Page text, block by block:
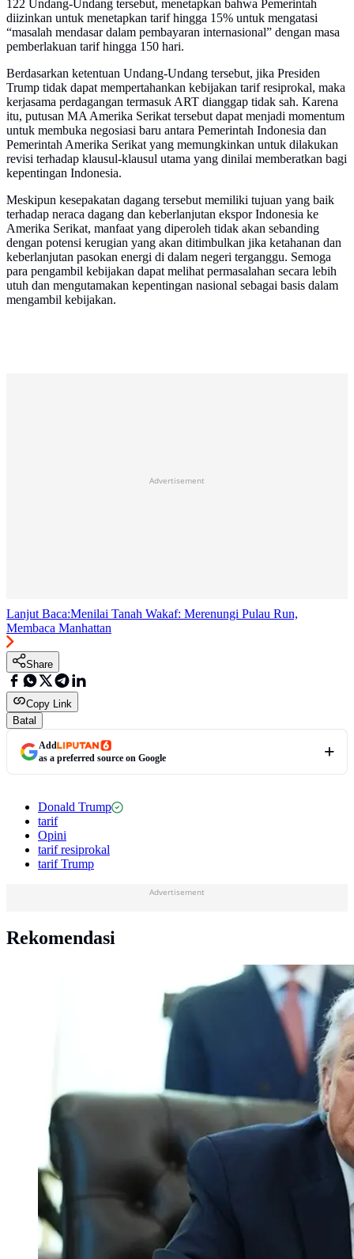
122 Undang-Undang tersebut, menetapkan bahwa Pemerintah
diizinkan untuk menetapkan tarif hingga 15% untuk mengatasi
“masalah mendasar dalam pembayaran internasional” dengan masa
pemberlakuan tarif hingga 150 hari.
Berdasarkan ketentuan Undang-Undang tersebut, jika Presiden
Trump tidak dapat mempertahankan kebijakan tarif resiprokal, maka
kerjasama perdagangan termasuk ART dianggap tidak sah. Karena
itu, putusan MA Amerika Serikat tersebut dapat menjadi momentum
untuk membuka negosiasi baru antara Pemerintah Indonesia dan
Pemerintah Amerika Serikat yang memungkinkan untuk dilakukan
revisi terhadap klausul-klausul utama yang dinilai memberatkan bagi
kepentingan Indonesia.
Meskipun kesepakatan dagang tersebut memiliki tujuan yang baik
terhadap neraca dagang dan keberlanjutan ekspor Indonesia ke
Amerika Serikat, manfaat yang diperoleh tidak akan sebanding
dengan potensi kerugian yang akan ditimbulkan jika ketahanan dan
keberlanjutan pasokan energi di dalam negeri terganggu. Semoga
para pengambil kebijakan dapat melihat permasalahan secara lebih
utuh dan mengutamakan kepentingan nasional sebagai basis dalam
mengambil kebijakan.
Advertisement
Lanjut Baca:Menilai Tanah Wakaf: Merenungi Pulau Run,
Membaca Manhattan
Share
Copy Link
Batal
Add
as a preferred source on Google
Donald Trump
tarif
Opini
tarif resiprokal
tarif Trump
Advertisement
Rekomendasi